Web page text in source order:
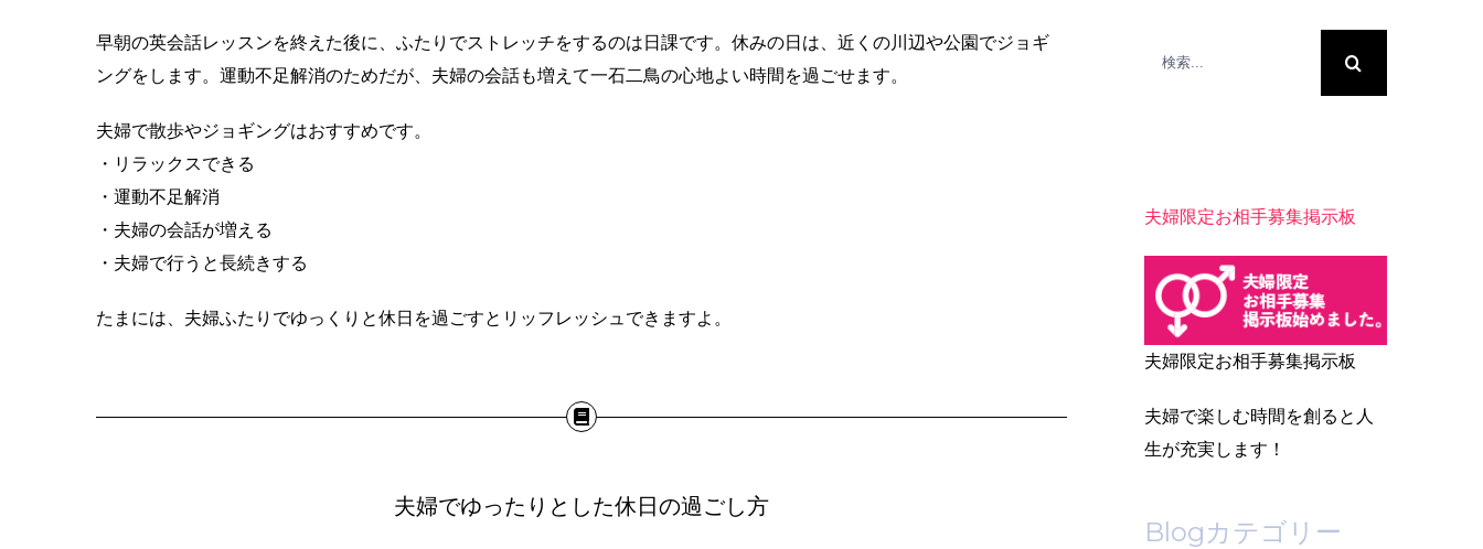
早朝の英会話レッスンを終えた後に、ふたりでストレッチをするのは日課です。休みの日は、近くの川辺や公園でジョギ
ングをします。 運動不足解消のためだが、夫婦の会話も増えて一石二鳥の心地よい時間を過ごせます。
夫婦で散歩やジョギングはおすすめです。
・リラックスできる
・運動不足解消
・夫婦の会話が増える
・夫婦で行うと長続きする
たまには、夫婦ふたりでゆっくりと休日を過ごすとリッフレッシュできますよ。
夫婦でゆったりとした休日の過ごし方
夫婦限定お相手募集掲示板
夫婦限定お相手募集掲示板
夫婦で楽しむ時間を創ると人
生が充実します！
Blogカテゴリー